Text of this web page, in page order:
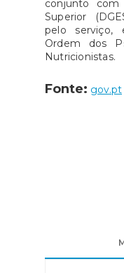
conjunto com
Superior
pelo serviço,
Ordem dos
Nutricionistas.
Fonte: gov.pt